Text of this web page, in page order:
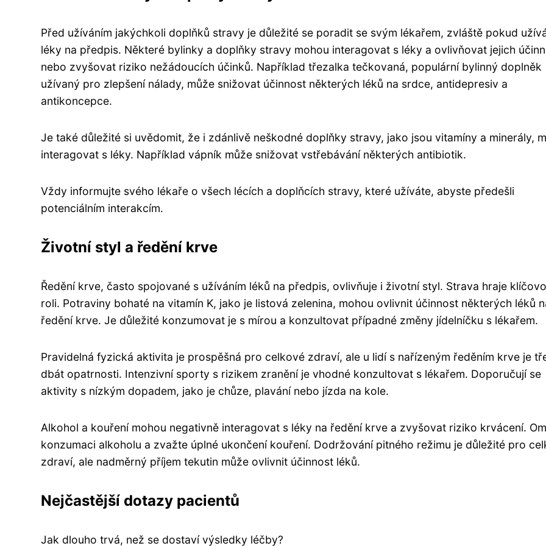
Před užíváním jakýchkoli doplňků stravy je důležité se poradit se svým lékařem, zvláště pokud
léky na předpis. Některé bylinky a doplňky stravy mohou interagovat s léky a ovlivňovat jejich
nebo zvyšovat riziko nežádoucích účinků. Například třezalka tečkovaná, populární bylinný doplněk
užívaný pro zlepšení nálady, může snižovat účinnost některých léků na srdce, antidepresiv a
antikoncepce.
Je také důležité si uvědomit, že i zdánlivě neškodné doplňky stravy, jako jsou vitamíny a minerály,
interagovat s léky. Například vápník může snižovat vstřebávání některých antibiotik.
Vždy informujte svého lékaře o všech lécích a doplňcích stravy, které užíváte, abyste předešli
potenciálním interakcím.
Životní styl a ředění krve
Ředění krve, často spojované s užíváním léků na předpis, ovlivňuje i životní styl. Strava hraje
roli. Potraviny bohaté na vitamín K, jako je listová zelenina, mohou ovlivnit účinnost některých léků
ředění krve. Je důležité konzumovat je s mírou a konzultovat případné změny jídelníčku s lékařem.
Pravidelná fyzická aktivita je prospěšná pro celkové zdraví, ale u lidí s nařízeným ředěním krve je
dbát opatrnosti. Intenzivní sporty s rizikem zranění je vhodné konzultovat s lékařem. Doporučují se
aktivity s nízkým dopadem, jako je chůze, plavání nebo jízda na kole.
Alkohol a kouření mohou negativně interagovat s léky na ředění krve a zvyšovat riziko krvácení.
konzumaci alkoholu a zvažte úplné ukončení kouření. Dodržování pitného režimu je důležité pro
zdraví, ale nadměrný příjem tekutin může ovlivnit účinnost léků.
Nejčastější dotazy pacientů
Jak dlouho trvá, než se dostaví výsledky léčby?